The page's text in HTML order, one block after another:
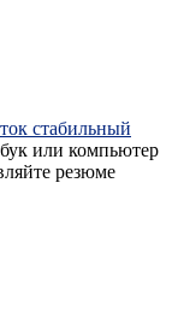
стабильный
или компьютер
резюме